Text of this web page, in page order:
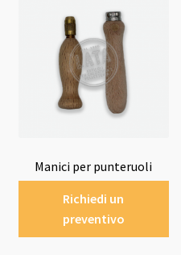
Manici per punteruoli
Richiedi un
preventivo